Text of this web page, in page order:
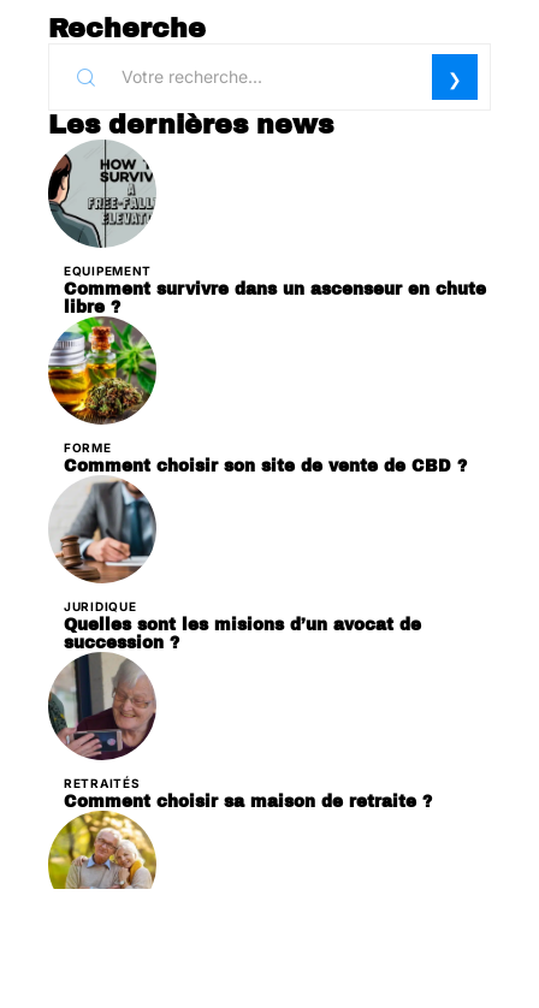
Recherche
Les dernières news
EQUIPEMENT
Comment survivre dans un ascenseur en chute
libre ?
FORME
Comment choisir son site de vente de CBD ?
JURIDIQUE
Quelles sont les misions d’un avocat de
succession ?
RETRAITÉS
Comment choisir sa maison de retraite ?